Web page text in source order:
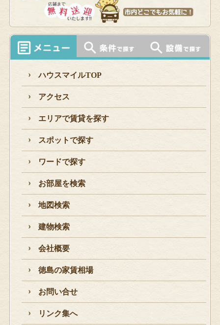
ハウスマイルTOP
アクセス
エリアで賃貸を探す
スポットで探す
ワードで探す
お部屋を検索
地図検索
建物検索
会社概要
徳島の家賃相場
お問い合せ
リンク集へ